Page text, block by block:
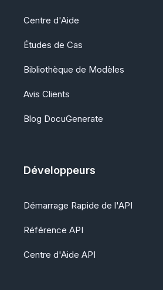
Centre d'Aide
Études de Cas
Bibliothèque de Modèles
Avis Clients
Blog DocuGenerate
Développeurs
Démarrage Rapide de l'API
Référence API
Centre d'Aide API